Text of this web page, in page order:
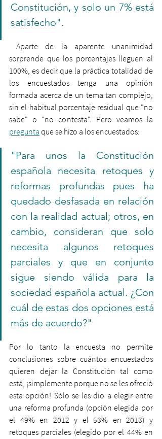
Constitución, y solo un 7% está
satisfecho".
Aparte de la aparente unanimidad
sorprende que los porcentajes lleguen al
100%, es decir que la práctica totalidad de
los encuestados tenga una opinión
formada acerca de un tema tan complejo,
sin el habitual porcentaje residual que "no
pregunta que se hizo a los encuestados:
"Para unos la Constitución
española necesita retoques y
reformas profundas pues ha
quedado desfasada en relación
con la realidad actual; otros, en
cambio, consideran que solo
necesita algunos retoques
parciales y que en conjunto
sigue siendo válida para la
sociedad española actual. ¿Con
cuál de estas dos opciones está
más de acuerdo?"
Por lo tanto la encuesta no permite
conclusiones sobre cuántos encuestados
quieren dejar la Constitución tal como
está, ¡simplemente porque no se les ofreció
esta opción! Sólo se les dio a elegir entre
una reforma profunda (opción elegida por
el 49% en 2012 y el 53% en 2013) y
retoques parciales (elegido por el 44% en